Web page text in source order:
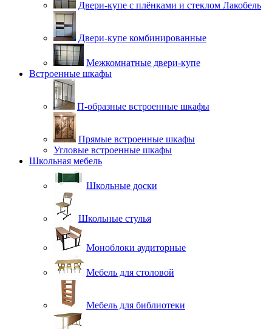
Двери-купе с плёнками и стеклом Лакобель
Двери-купе комбинированные
Межкомнатные двери-купе
Встроенные шкафы
П-образные встроенные шкафы
Прямые встроенные шкафы
Угловые встроенные шкафы
Школьная мебель
Школьные доски
Школьные стулья
Моноблоки аудиторные
Мебель для столовой
Мебель для библиотеки